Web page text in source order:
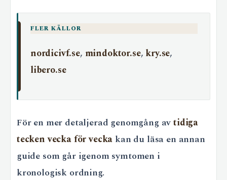
FLER KÄLLOR
nordicivf.se, mindoktor.se, kry.se,
libero.se
För en mer detaljerad genomgång avtidiga
tecken vecka för vecka kan du läsa en annan
guide som går igenom symtomen i
kronologisk ordning.